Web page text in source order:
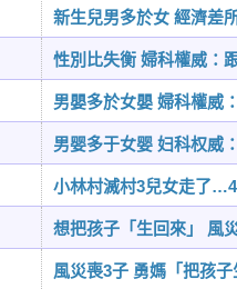
新生兒男多於女 經濟差
性別比失衡 婦科權威：
男嬰多於女嬰 婦科權威
男婴多于女婴 妇科权威
小林村滅村3兒女走了
想把孩子「生回來」 風
風災喪3子 勇媽「把孩